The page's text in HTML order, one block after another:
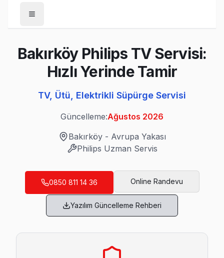
/Bakırköy
Philips
Son Güncelleme:Ağustos 2026
Bakırköy'da Mahalle Mahalle Philips TV
Ataköy 1. Kısım Philips Servis
Ataköy 1. Kısım'de Philips TV ekran değişimi
Ataköy 1. Kısım Philips Açılmıyor Arıza →
Bakırköy Philips TV Servisi:
Hızlı Yerinde Tamir
TV, Ütü, Elektrikli Süpürge Servisi
Güncelleme:Ağustos 2026
Bakırköy- Avrupa Yakası
Philips Uzman Servis
0850 811 14 36 Online Randevu
Yazılım Güncelleme Rehberi